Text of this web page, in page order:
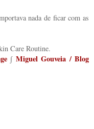
nada de ficar com as
Care Routine.
∫ Miguel Gouveia / Blog